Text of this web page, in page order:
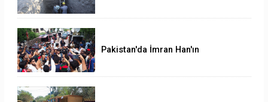
Pakistan'da İmran Han'ın